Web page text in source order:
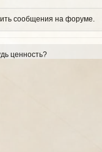
сообщения на форуме.
ценность?